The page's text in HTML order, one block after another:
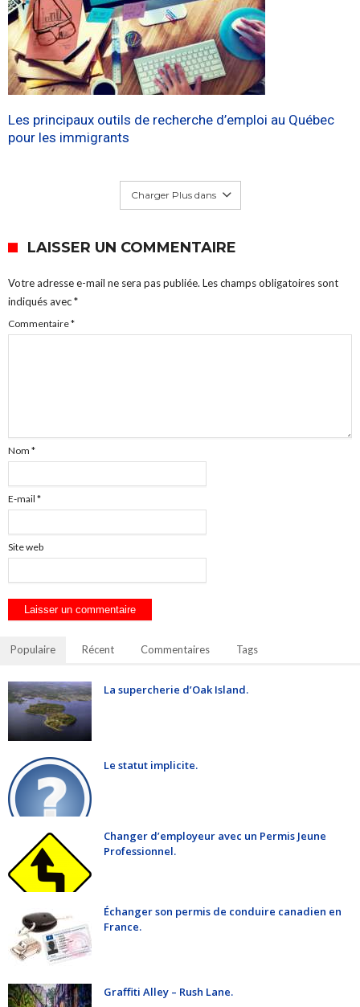
Les principaux outils de recherche d’emploi au Québec
pour les immigrants
Charger Plus dans
LAISSER UN COMMENTAIRE
Votre adresse e-mail ne sera pas publiée. Les champs obligatoires sont
indiqués avec*
Commentaire*
Nom *
E-mail *
Site web
Populaire Récent Commentaires Tags
La supercherie d’Oak Island.
Le statut implicite.
Changer d’employeur avec un Permis Jeune
Professionnel.
Échanger son permis de conduire canadien en
France.
Graffiti Alley – Rush Lane.